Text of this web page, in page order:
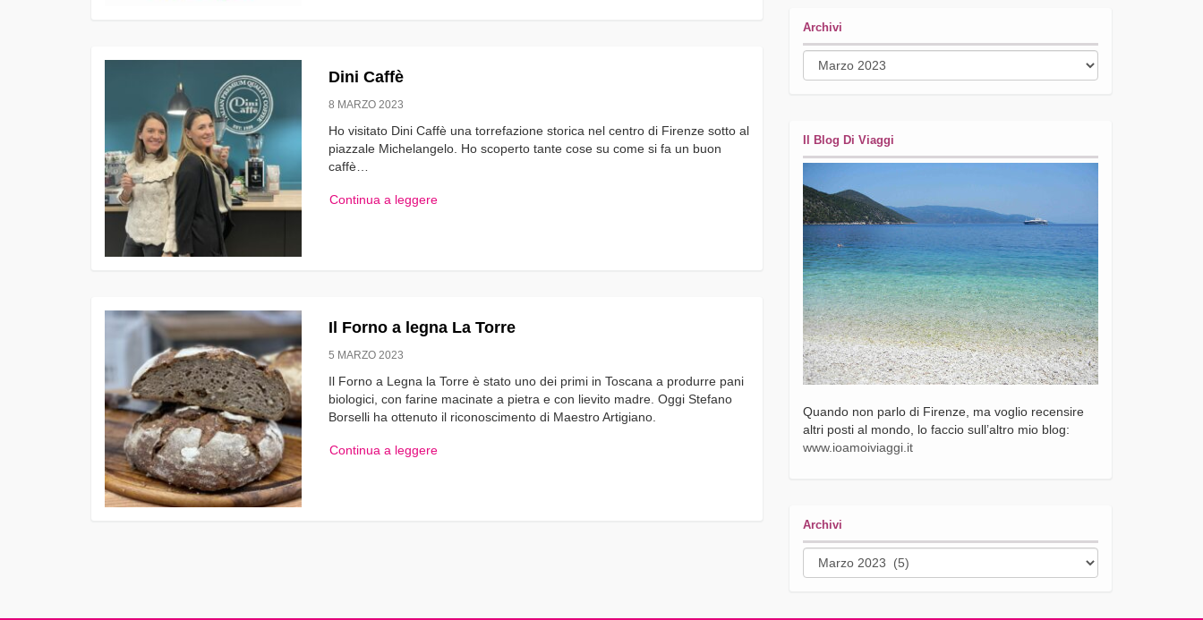
Dini Caffè
8 MARZO 2023
Ho visitato Dini Caffè una torrefazione storica nel centro di Firenze sotto al
piazzale Michelangelo. Ho scoperto tante cose su come si fa un buon
caffè…
Continua a leggere
Il Forno a legna La Torre
5 MARZO 2023
Il Forno a Legna la Torre è stato uno dei primi in Toscana a produrre pani
biologici, con farine macinate a pietra e con lievito madre. Oggi Stefano
Borselli ha ottenuto il riconoscimento di Maestro Artigiano.
Continua a leggere
Archivi
Archivi
Il Blog Di Viaggi
Quando non parlo di Firenze, ma voglio recensire
altri posti al mondo, lo faccio sull’altro mio blog:
www.ioamoiviaggi.it
Archivi
Archivi